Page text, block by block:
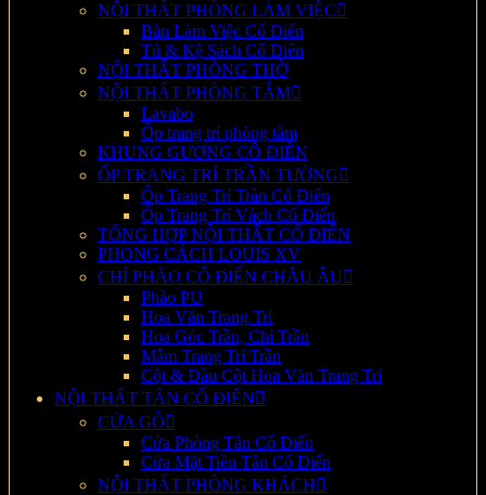
NỘI THẤT PHÒNG LÀM VIỆC
Bàn Làm Việc Cổ Điển
Tủ & Kệ Sách Cổ Điển
NỘI THẤT PHÒNG THỜ
NỘI THẤT PHÒNG TẮM
Lavabo
Ốp trang trí phòng tắm
KHUNG GƯƠNG CỔ ĐIỂN
ỐP TRANG TRÍ TRẦN TƯỜNG
Ốp Trang Trí Trần Cổ Điển
Ốp Trang Trí Vách Cổ Điển
TỔNG HỢP NỘI THẤT CỔ ĐIỂN
PHONG CÁCH LOUIS XV
CHỈ PHÀO CỔ ĐIỂN CHÂU ÂU
Phào PU
Hoa Văn Trang Trí
Hoa Góc Trần, Chỉ Trần
Mâm Trang Trí Trần
Cột & Đầu Cột Hoa Văn Trang Trí
NỘI THẤT TÂN CỔ ĐIỂN
CỬA GỖ
Cửa Phòng Tân Cổ Điển
Cửa Mặt Tiền Tân Cổ Điển
NỘI THẤT PHÒNG KHÁCH